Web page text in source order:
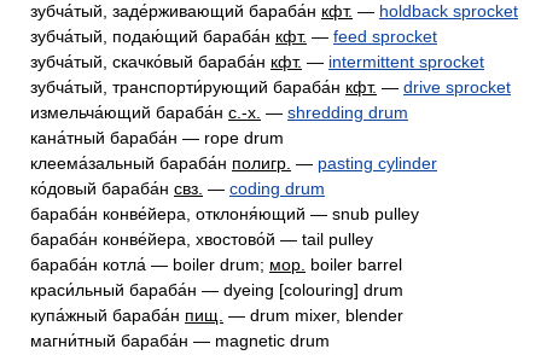
зубча́тый, заде́рживающий бараба́н кфт. — holdback sprocket
зубча́тый, подаю́щий бараба́н кфт. — feed sprocket
зубча́тый, скачко́вый бараба́н кфт. — intermittent sprocket
зубча́тый, транспорти́рующий бараба́н кфт. — drive sprocket
измельча́ющий бараба́н с.-х. — shredding drum
кана́тный бараба́н — rope drum
клеема́зальный бараба́н полигр. — pasting cylinder
ко́довый бараба́н свз. — coding drum
бараба́н конве́йера, отклоня́ющий — snub pulley
бараба́н конве́йера, хвостово́й — tail pulley
бараба́н котла́ — boiler drum; мор. boiler barrel
краси́льный бараба́н — dyeing [colouring] drum
купа́жный бараба́н пищ. — drum mixer, blender
магни́тный бараба́н — magnetic drum